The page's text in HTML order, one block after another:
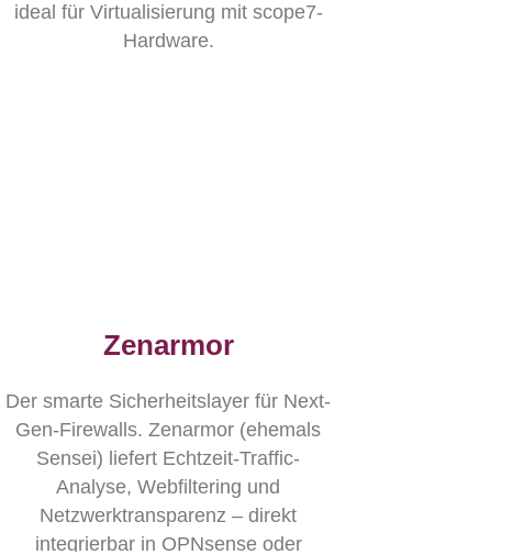
ideal für Virtualisierung mit scope7-
Hardware.
Zenarmor
Der smarte Sicherheitslayer für Next-
Gen-Firewalls. Zenarmor (ehemals
Sensei) liefert Echtzeit-Traffic-
Analyse, Webfiltering und
Netzwerktransparenz – direkt
integrierbar in OPNsense oder